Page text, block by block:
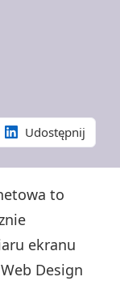
Udostępnij
to
ekranu
Design